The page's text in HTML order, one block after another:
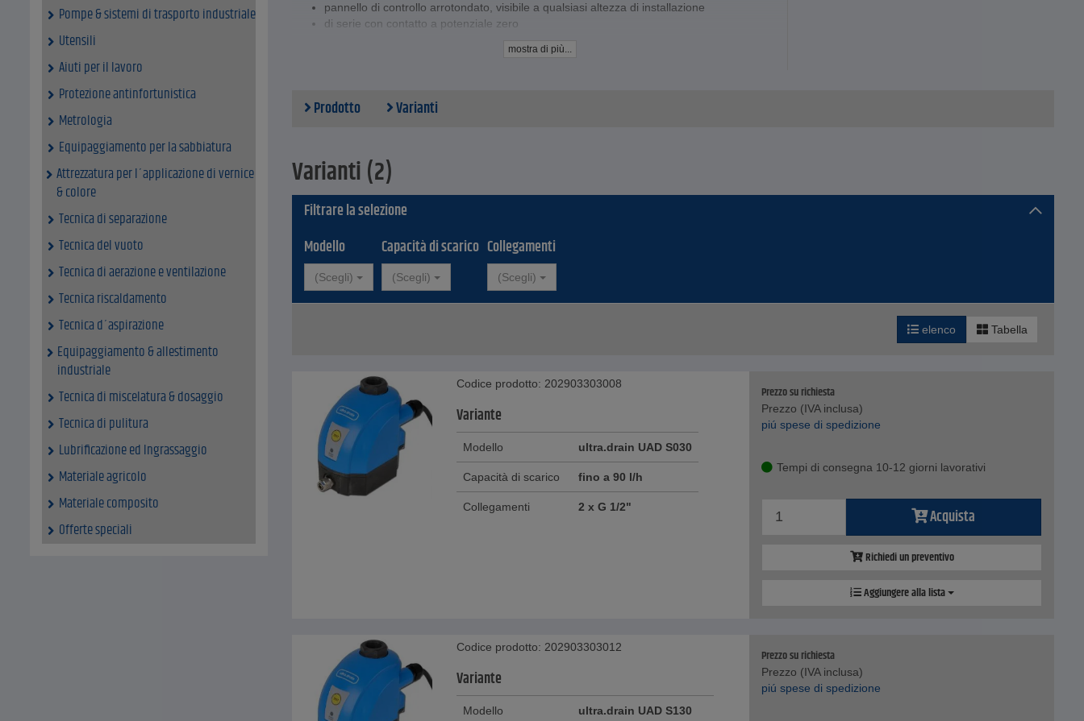
Pompe & sistemi di trasporto industriale
Utensili
Aiuti per il lavoro
Protezione antinfortunistica
Metrologia
Equipaggiamento per la sabbiatura
Attrezzatura per l´applicazione di vernice
& colore
Tecnica di separazione
Tecnica del vuoto
Tecnica di aerazione e ventilazione
Tecnica riscaldamento
Tecnica d´aspirazione
Equipaggiamento & allestimento
industriale
Tecnica di miscelatura & dosaggio
Tecnica di pulitura
Lubrificazione ed Ingrassaggio
Materiale agricolo
Materiale composito
Offerte speciali
pannello di controllo arrotondato, visibile a qualsiasi altezza di installazione
di serie con contatto a potenziale zero
Entrata della condensa dall'alto / in alternativa dal retro
Dati tecnici
Struttura base - Alluminio
Rivestimento - plastica rinforzata con fibra di vetro
mostra di più...
Prodotto Varianti
Varianti (2)
Filtrare la selezione
Modello
(Scegli)
Capacità di scarico
(Scegli)
Collegamenti
(Scegli)
elenco Tabella
Codice prodotto: 202903303008
Variante
Modello ultra.drain UAD S030
Capacità di scarico fino a 90 l/h
Collegamenti 2 x G 1/2"
Prezzo su richiesta
Prezzo (IVA inclusa)
piú spese di spedizione
Tempi di consegna 10-12 giorni lavorativi
Acquista
Richiedi un preventivo
Aggiungere alla lista
Codice prodotto: 202903303012
Variante
Modello ultra.drain UAD S130
Prezzo su richiesta
Prezzo (IVA inclusa)
piú spese di spedizione